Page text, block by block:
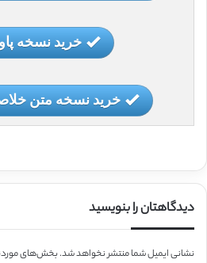
خرید نسخه
خرید نسخه متن
دیدگاهتان را بنویسید
نشانی ایمیل شما منتشر نخواهد شد.بخش‌های